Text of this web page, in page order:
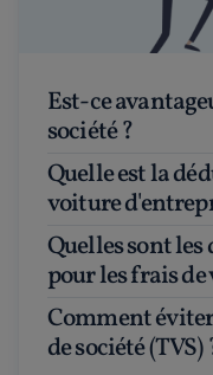
Est-ce avantageux d’avoir une voiture de
société ?
Quelle est la déduction fiscale pour une
voiture
Quelles sont les déductions possibles
pour les frais de
Comment éviter la taxe sur les véhicules
de société (TVS)